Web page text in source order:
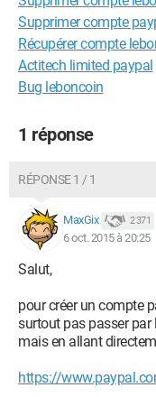
Supprimer compte
Récupérer compte
Actitech limited paypal
Bug leboncoin
1 réponse
RÉPONSE 1 / 1
MaxGix 2 371
6 oct. 2015 à 20:25
Salut,
pour créer un compte
surtout pas passer par
mais en allant
https://